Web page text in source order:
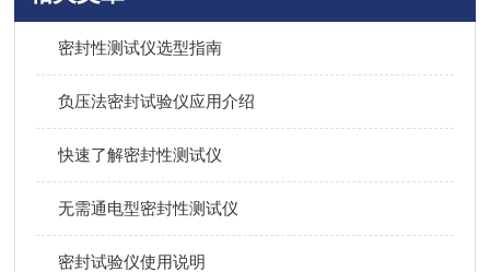
密封性测试仪选型指南
负压法密封试验仪应用介绍
快速了解密封性测试仪
无需通电型密封性测试仪
密封试验仪使用说明